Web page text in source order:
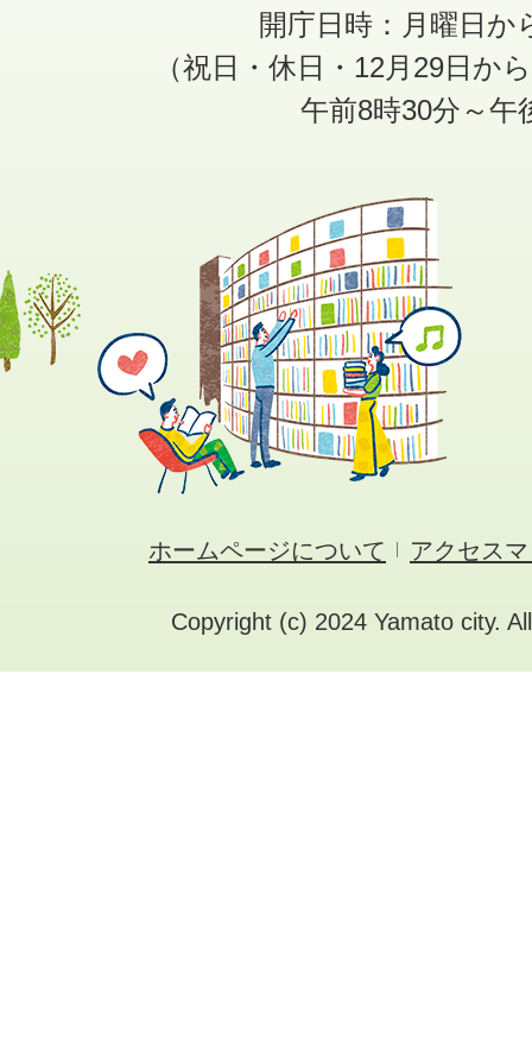
開庁日時：月曜日か
（祝日・休日・12月29日か
午前8時30分～午
ホームページについて アクセス
Copyright (c) 2024 Yamato city.